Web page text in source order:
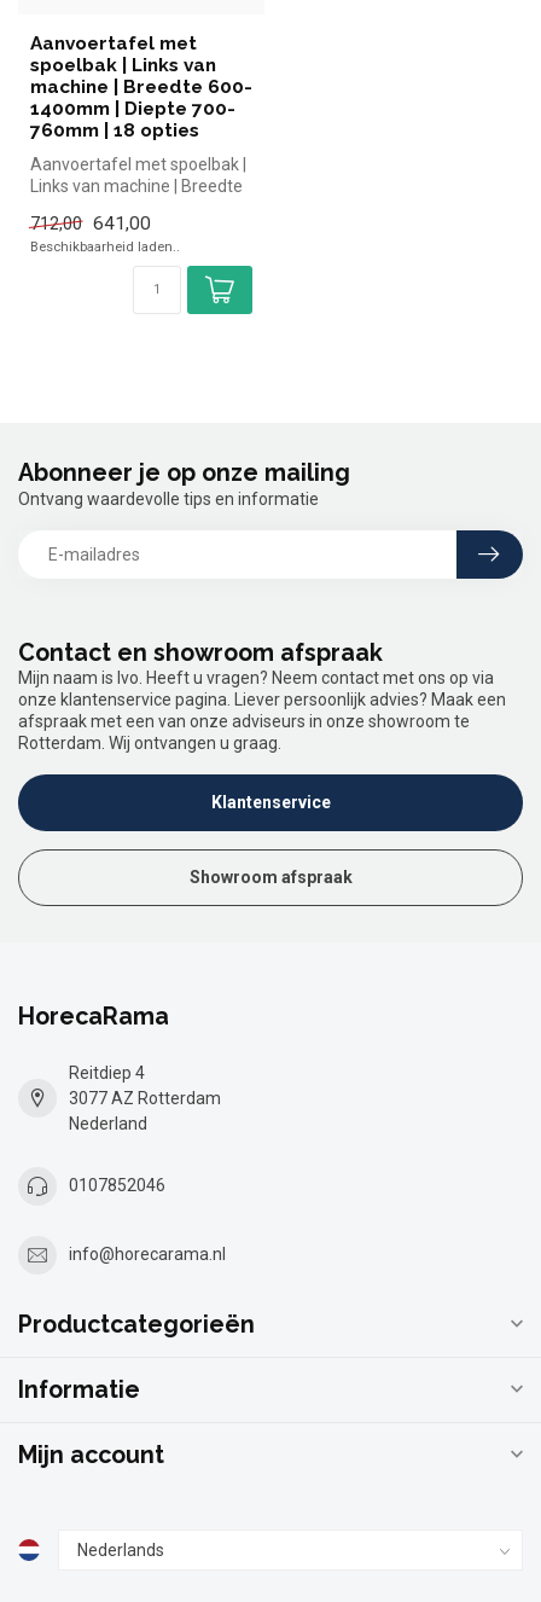
Aanvoertafel met
spoelbak | Links van
machine | Breedte 600-
1400mm | Diepte 700-
760mm | 18 opties
Aanvoertafel met spoelbak |
Links van machine | Breedte
712,00 641,00
Beschikbaarheid laden..
Contact en showroom afspraak
Mijn naam is Ivo. Heeft u vragen? Neem contact met ons op via
onze klantenservice pagina. Liever persoonlijk advies? Maak een
afspraak met een van onze adviseurs in onze showroom te
Rotterdam. Wij ontvangen u graag.
Klantenservice
Showroom afspraak
Abonneer je op onze mailing
Ontvang waardevolle tips en informatie
HorecaRama
Reitdiep 4
3077 AZ Rotterdam
Nederland
0107852046
info@horecarama.nl
Productcategorieën
Informatie
Mijn account